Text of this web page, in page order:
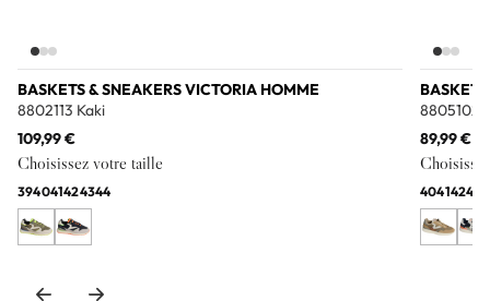
BASKETS & SNEAKERS VICTORIA HOMME
8802113 Kaki
109,99 €
Choisissez votre taille
394041424344
8805102
89,99 €
40414243